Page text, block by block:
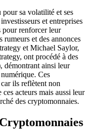
sa volatilité et ses
et entreprises
pour renforcer leur
rumeurs et des annonces
et Michael Saylor,
ont procédé à des
démontrant ainsi leur
Ces
ils reflètent non
ces acteurs mais aussi leur
des cryptomonnaies.